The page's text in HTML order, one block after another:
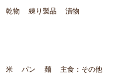
乾物 練り製品 漬物
米 パン 麺 主食：その他